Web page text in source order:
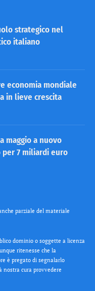
strategico nel
italiano
economia mondiale
in lieve crescita
maggio a nuovo
per 7 miliardi euro
parziale del materiale
dominio o soggette a licenza
ritenesse che la
è pregato di segnalarlo
nostra cura provvedere